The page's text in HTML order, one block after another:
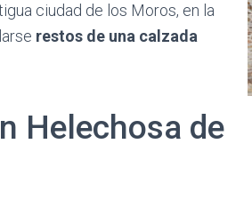
ciudad de los Moros, en la
restos de una calzada
Helechosa de